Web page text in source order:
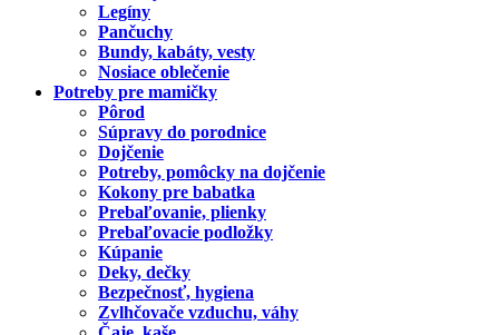
Legíny
Pančuchy
Bundy, kabáty, vesty
Nosiace oblečenie
Potreby pre mamičky
Pôrod
Súpravy do porodnice
Dojčenie
Potreby, pomôcky na dojčenie
Kokony pre babatka
Prebaľovanie, plienky
Prebaľovacie podložky
Kúpanie
Deky, dečky
Bezpečnosť, hygiena
Zvlhčovače vzduchu, váhy